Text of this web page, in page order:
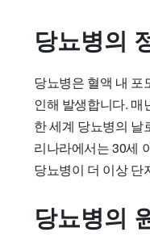
당뇨병의
당뇨병은 혈액 내 포
인해 발생합니다. 매
한 세계 당뇨병의 날
리나라에서는 30세
당뇨병이 더 이상 단
당뇨병의